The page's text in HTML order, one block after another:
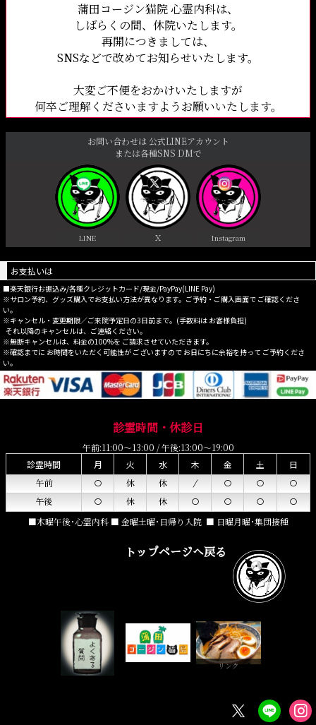
蒲田コージン猫院 心霊内科は、
しばらくの間、休院いたします。
再開につきましては、
SNSなどで改めてお知らせいたします。
大変ご不便をおかけいたしますが
何卒ご理解くださいますようお願いいたします。
お問い合わせは 公式LINEアカウント
または各種SNS DMで
LINE Ｘ Instagram
お支払いは
■楽天銀行お振込み/各種クレジットカード/現金/PayPay(LINE Pay)
※サロン予約、グッズ購入でお支払い方法が異なります。ご予約・ご購入画面で ご確認くださ
い。
※キャンセル・変更期限／ご来院予定日の3日前まで。(手数料は お客様負担)
それ以降のキャンセルは、ご連絡ください。
※無断キャンセルは、料金の100%を ご請求させていただきます。
※確認までに お時間をいただく可能性が ございますので お日にちに余裕を持って ご予約くださ
い。
診霊時間・休診日
午前:11:00～13:00 / 午後:13:00～19:00
診霊時間
月 火 水 木 金 土 日
午前 ○ 休 休 ／ ○ ○ ○
午後 ○ 休 休 ○ ○ ○ ○
■木曜午後･心霊内科 ■ 金曜土曜･日帰り入院 ■ 日曜月曜･集団接種
トップページへ戻る
リンク